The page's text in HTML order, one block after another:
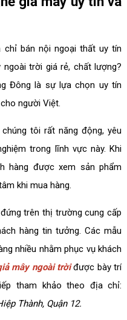
bán nội ngoại thất uy tín
ngoài trời giá rẻ, chất lượng?
Đông là sự lựa chọn uy tín
người Việt.
tôi rất năng động, yêu
trong lĩnh vực này. Khi
hàng được xem sản phẩm
khi mua hàng.
trên thị trường cung cấp
hàng tin tưởng. Các mẫu
nhiều nhằm phục vụ khách
mây ngoài trờiđược bày trí
tham khảo theo địa chỉ:
Thành, Quận 12.